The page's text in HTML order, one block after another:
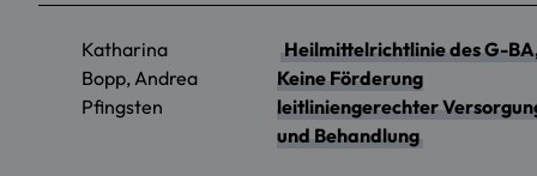
Katharina
Bopp, Andrea
Pfingsten
Heilmittelrichtlinie des G-
Keine Förderung
leitliniengerechter
und Behandlung